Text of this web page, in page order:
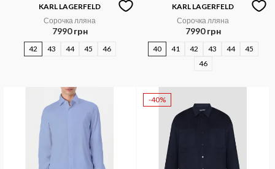
KARL LAGERFELD
Сорочка лляна
7990 грн
42 43 44 45 46
KARL LAGERFELD
Сорочка лляна
7990 грн
40 41 42 43 44
45
46
-40%